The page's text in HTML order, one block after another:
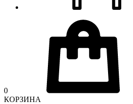
0
КОРЗИНА